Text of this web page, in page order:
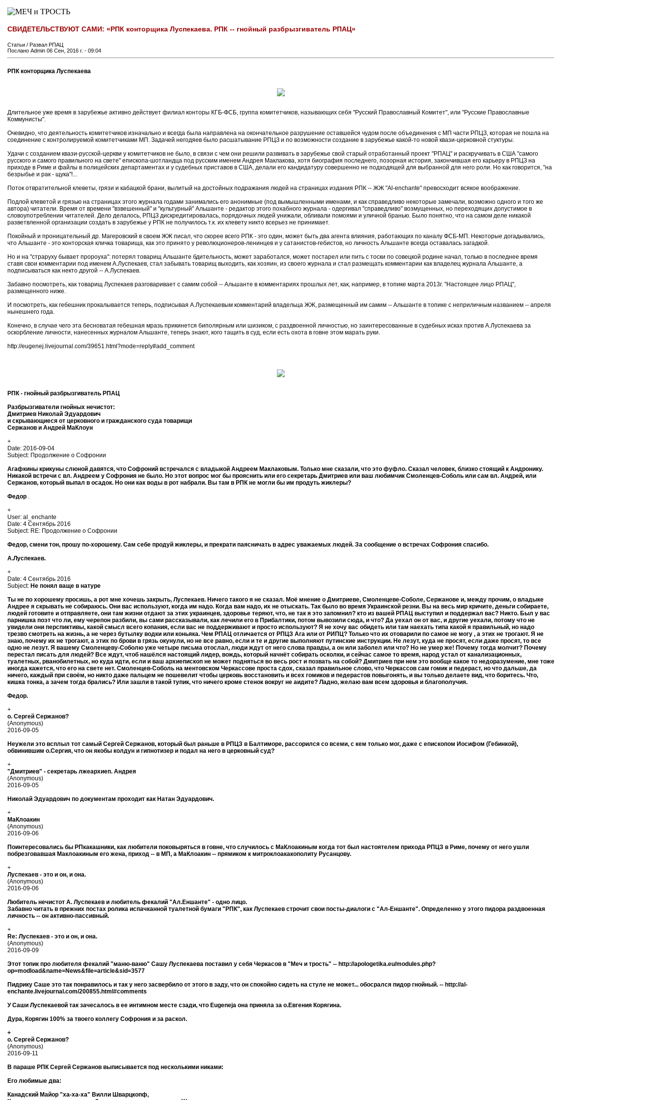
СВИДЕТЕЛЬСТВУЮТ САМИ: «РПК конторщика Луспекаева. РПК -- гнойный разбрызгиватель РПАЦ»
Статьи / Развал РПАЦ
Послано Admin 06 Сен, 2016 г. - 09:04
РПК конторщика Луспекаева
Длительное уже время в зарубежье активно действует филиал конторы КГБ-ФСБ, группа комитетчиков, называющих себя "Русский Православный Комитет", или "Русские Православные
Коммунисты".
Очевидно, что деятельность комитетчиков изначально и всегда была направлена на окончательное разрушение оставшейся чудом после объединения с МП части РПЦЗ, которая не пошла на
соединение с контролируемой комитетчиками МП. Задачей негодяев было расшатывание РПЦЗ и по возможности создание в зарубежье какой-то новой квази-церковной стуктуры.
Удачи с созданием квази-русской-церкви у комитетчиков не было, в связи с чем они решили развивать в зарубежье свой старый отработанный проект "РПАЦ" и раскручивать в США "самого
русского и самого правильного на свете" епископа-шотландца под русским именем Андрея Маклакова, хотя биография последнего, позорная история, закончившая его карьеру в РПЦЗ на
приходе в Риме и файлы в полицейских департаментах и у судебных приставов в США, делали его кандидатуру совершенно не подходящей для выбранной для него роли. Но как говорится, "на
безрыбье и рак - щука"!...
Поток отвратительной клеветы, грязи и кабацкой брани, вылитый на достойных подражания людей на страницах издания РПК -- ЖЖ "Аl-enchante" превосходит всякое воображение.
Подлой клеветой и грязью на страницах этого журнала годами занимались его анонимные (под вымышленными именами, и как справедливо некоторые замечали, возможно одного и того же
автора) читатели. Время от времени "взвешенный" и "культурный" Альшанте - редактор этого похабного журнала - одергивал "справедливо" возмущенных, но переходящих допустимое в
словоупотреблении читателей. Дело делалось, РПЦЗ дискредитировалась, порядочных людей унижали, обливали помоями и уличной бранью. Было понятно, что на самом деле никакой
разветвленной организации создать в зарубежье у РПК не получилось т.к. их клевету никто всерьез не принимает.
Покойный и проницательный др. Магеровский в своем ЖЖ писал, что скорее всего РПК - это один, может быть два агента влияния, работающих по каналу ФСБ-МП. Некоторые догадывались,
что Альшанте - это конторская кличка товарища, как это принято у революционеров-ленинцев и у сатанистов-гебистов, но личность Альшанте всегда оставалась загадкой.
Но и на "страруху бывает пророуха": потерял товарищ Альшанте бдительность, может заработался, может постарел или пить с тоски по совецкой родине начал, только в последнее время
ставя свои комментарии под именем А.Луспекаев, стал забывать товарищ выходить, как хозяин, из своего журнала и стал размещать комментарии как владелец журнала Альшанте, а
подписываться как некто другой -- А.Луспекаев.
Забавно посмотреть, как товарищ Луспекаев разговаривает с самим собой -- Альшанте в комментариях прошлых лет, как, например, в топике марта 2013г. "Настоящее лицо РПАЦ",
размещенного ниже.
И посмотреть, как гебешник прокалывается теперь, подписывая А.Луспекаевым комментарий владельца ЖЖ, размещенный им самим -- Альшанте в топике с неприличным названием -- апреля
нынешнего года.
Конечно, в случае чего эта бесноватая гебешная мразь прикинется биполярным или шизиком, с раздвоенной личностью, но заинтересованные в судебных исках против А.Луспекаева за
оскорбление личности, нанесенных журналом Альшанте, теперь знают, кого тащить в суд, если есть охота в говне этом марать руки.
http://eugenej.livejournal.com/39651.html?mode=reply#add_comment
РПК - гнойный разбрызгиватель РПАЦ
Разбрызгиватели гнойных нечистот:
Дмитриев Николай Эдуардович
и скрывающиеся от церковного и гражданского суда товарищи
Сержанов и Андрей МаКлоун
+
Date: 2016-09-04
Subject: Продолжение о Софронии
Агафкины крикуны слюной давятся, что Софроний встречался с владыкой Андреем Маклаковым. Только мне сказали, что это фуфло. Сказал человек, близко стоящий к Андронику.
Никакой встречи с вл. Андреем у Софрония не было. Но этот вопрос мог бы прояснить или его секретарь Дмитриев или ваш любимчик Смоленцев-Соболь или сам вл. Андрей, или
Сержанов, который выпал в осадок. Но они как воды в рот набрали. Вы там в РПК не могли бы им продуть жиклеры?
Федор .
+
User: al_enchante
Date: 4 Сентябрь 2016
Subject: RE: Продолжение о Софронии
Федор, смени тон, прошу по-хорошему. Сам себе продуй жиклеры, и прекрати паясничать в адрес уважаемых людей. За сообщение о встречах Софрония спасибо.
А.Луспекаев.
+
Date: 4 Сентябрь 2016
Subject: Не понял ваще в натуре
Ты не по хорошему просишь, а рот мне хочешь закрыть, Луспекаев. Ничего такого я не сказал. Моё мнение о Дмитриеве, Смоленцеве-Соболе, Сержанове и, между прочим, о владыке
Андрее я скрывать не собираюсь. Они вас используют, когда им надо. Когда вам надо, их не отыскать. Так было во время Украинской резни. Вы на весь мир кричите, деньги собираете,
людей готовите и отправляете, они там жизни отдают за этих украинцев, здоровье теряют, что, не так я это запомнил? кто из вашей РПАЦ выступил и поддержал вас? Никто. Был у вас
парнишка поэт что ли, ему черепон разбили, вы сами рассказывали, как лечили его в Прибалтики, потом вывозили сюда, и что? Да уехал он от вас, и другие уехали, потому что не
увидели они перспиктивы, какой смысл всего копания, если вас не поддерживают и просто используют? Я не хочу вас обидеть или там наехать типа какой я правильный, но надо
трезво смотреть на жизнь, а не через бутылку водки или коньяка. Чем РПАЦ отличается от РПЦЗ Ага или от РИПЦ? Только что их отоварили по самое не могу , а этих не трогают. Я не
знаю, почему их не трогают, а этих по брови в грязь окунули, но не все равно, если и те и другие выполняют путинские инструкции. Не лезут, куда не просят, если даже просят, то все
одно не лезут. Я вашему Смоленцеву-Соболю уже четыре письма отослал, люди ждут от него слова правды, а он или заболел или что? Но не умер же! Почему тогда молчит? Почему
перестал писать для людей? Все ждут, чтоб нашёлся настоящий лидер, вождь, который начнёт собирать осколки, и сейчас самое то время, народ устал от канализационных,
туалетных, рванобилетных, но куда идти, если и ваш архиепископ не может подняться во весь рост и позвать на собой? Дмитриев при нем это вообще какое то недоразумение, мне тоже
иногда кажется, что его на свете нет. Смоленцев-Соболь на ментовском Черкассове проста сдох, сказал правильное слово, что Черкассов сам гомик и педераст, но что дальше, да
ничего, каждый при своём, но никто даже пальцем не пошевелит чтобы церковь восстановить и всех гомиков и педерастов повыгонять, и вы только делаете вид, что боритесь. Что,
кишка тонка, а зачем тогда брались? Или зашли в такой тупик, что ничего кроме стенок вокруг не аидите? Ладно, желаю вам всем здоровья и благополучия.
Федор.
+
о. Сергей Сержанов?
(Anonymous)
2016-09-05
Неужели это всплыл тот самый Сергей Сержанов, который был раньше в РПЦЗ в Балтиморе, рассорился со всеми, с кем только мог, даже с епископом Иосифом (Гебинкой),
обвинившим о.Сергия, что он якобы колдун и гипнотизер и подал на него в церковный суд?
+
"Дмитриев" - секретарь лжеархиеп. Андрея
(Anonymous)
2016-09-05
Николай Эдуардович по документам проходит как Натан Эдуардович.
+
МаКлоакин
(Anonymous)
2016-09-06
Поинтересовались бы РПкакашники, как любители поковыряться в говне, что случилось с МаКлоакиным когда тот был настоятелем прихода РПЦЗ в Риме, почему от него ушли
побрезговавшая Маклоакиным его жена, приход -- в МП, а МаКлоакин -- прямиком к митроклоакакополиту Русанцову.
+
Луспекаев - это и он, и она.
(Anonymous)
2016-09-06
Любитель нечистот А. Луспекаев и любитель фекалий "Ал.Еншанте" - одно лицо.
Забавно читать в прежних постах ролика испачканной туалетной бумаги "РПК", как Луспекаев строчит свои посты-диалоги с "Ал-Еншанте". Определенно у этого пидора раздвоенная
личность -- он активно-пассивный.
+
Re: Луспекаев - это и он, и она.
(Anonymous)
2016-09-09
Этот топик про любителя фекалий "маню-ваню" Сашу Луспекаева поставил у себя Черкасов в "Меч и трость" -- http://apologetika.eu/modules.php?
op=modload&name=News&file=article&sid=3577
Пидрику Саше это так понравилось и так у него засвербило от этого в заду, что он спокойно сидеть на стуле не может... обосрался пидор гнойный. -- http://al-
enchante.livejournal.com/200855.html#comments
У Саши Луспекаевой так зачесалось в ее интимном месте сзади, что Еugenejа она приняла за о.Евгения Корягина.
Дура, Корягин 100% за твоего коллегу Софрония и за раскол.
+
о. Сергей Сержанов?
(Anonymous)
2016-09-11
В параше РПК Сергей Сержанов выписывается под несколькими никами:
Его любимые два:
Канадский Майор "ха-ха-ха" Вилли Шварцкопф,